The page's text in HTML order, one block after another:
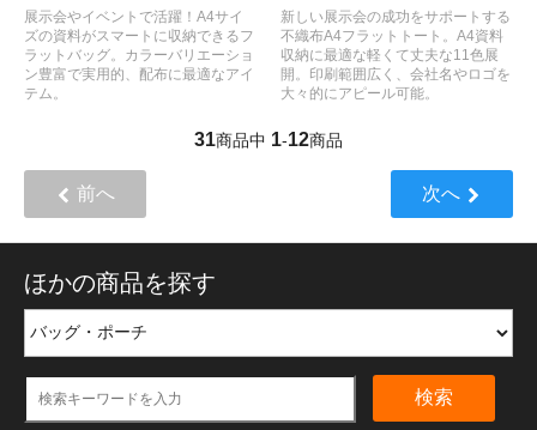
展示会やイベントで活躍！A4サイ
ズの資料がスマートに収納できるフ
ラットバッグ。カラーバリエーショ
ン豊富で実用的、配布に最適なアイ
テム。
新しい展示会の成功をサポートする
不織布A4フラットトート。A4資料
収納に最適な軽くて丈夫な11色展
開。印刷範囲広く、会社名やロゴを
大々的にアピール可能。
31商品中 1-12商品
前へ 次へ
ほかの商品を探す
検索